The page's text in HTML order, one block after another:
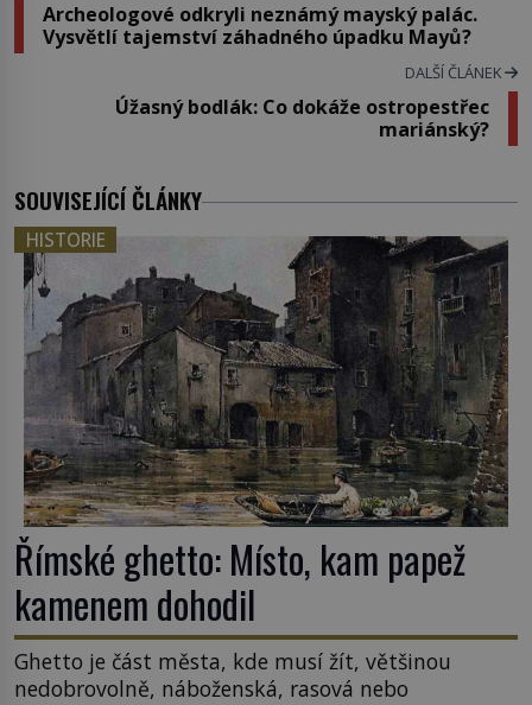
Archeologové odkryli neznámý mayský palác.
Vysvětlí tajemství záhadného úpadku Mayů?
DALŠÍ ČLÁNEK
Úžasný bodlák: Co dokáže ostropestřec
mariánský?
SOUVISEJÍCÍ ČLÁNKY
HISTORIE
Římské ghetto: Místo, kam papež
kamenem dohodil
Ghetto je část města, kde musí žít, většinou
nedobrovolně, náboženská, rasová nebo